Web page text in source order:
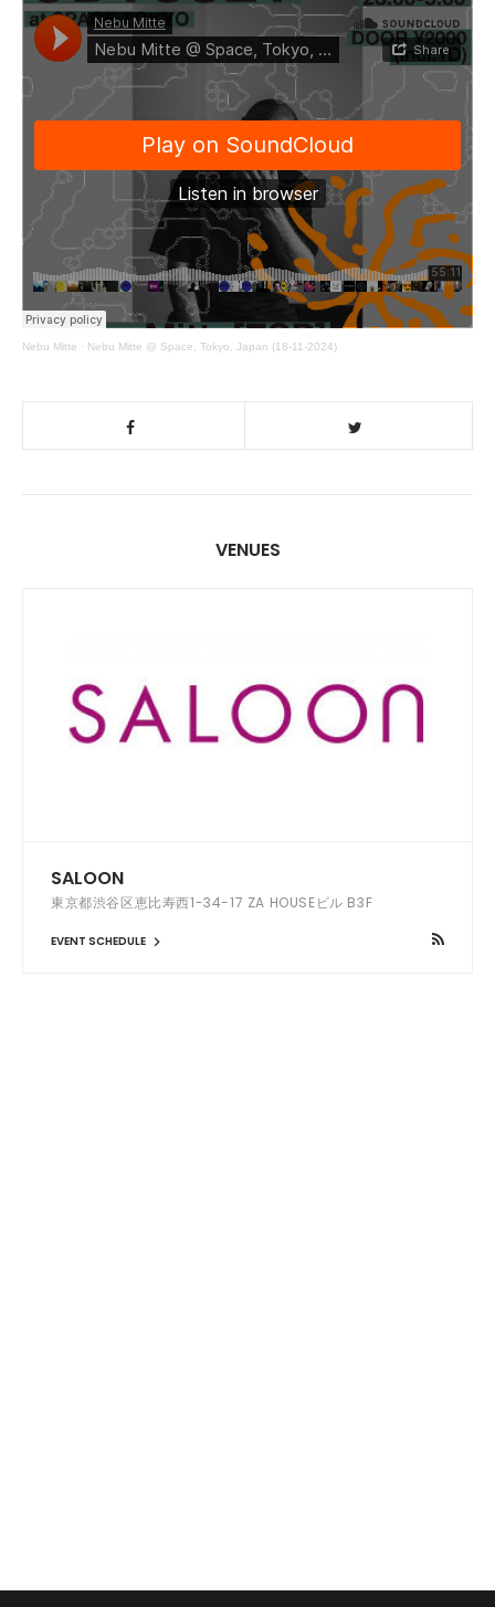
Nebu Mitte · Nebu Mitte @ Space, Tokyo, Japan (18-11-2024)
VENUES
SALOON
東京都渋谷区恵比寿西1-34-17 ZA HOUSEビル B3F
EVENT SCHEDULE